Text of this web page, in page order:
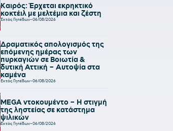
Καιρός: Έρχεται εκρηκτικό
κοκτέιλ με μελτέμια και ζέστη
Εκτός Γηπέδων-06/08/2026
Δραματικός απολογισμός της
επόμενης ημέρας των
πυρκαγιών σε Βοιωτία &
δυτική Αττική – Αυτοψία στα
καμένα
Εκτός Γηπέδων-06/08/2026
MEGA ντοκουμέντο – Η στιγμή
της ληστείας σε κατάστημα
ψιλικών
Εκτός Γηπέδων-06/08/2026